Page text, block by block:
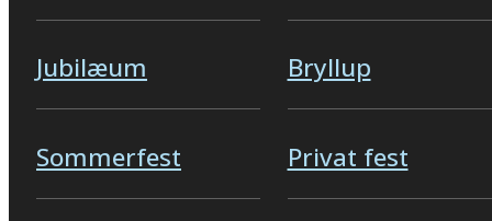
Jubilæum Bryllup
Sommerfest Privat fest